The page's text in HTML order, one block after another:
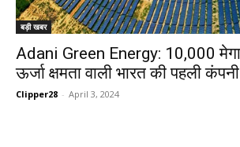
बड़ी खबर
Adani Green Energy: 10,000
ऊर्जा क्षमता वाली भारत की पहली
Clipper28 - April 3, 2024